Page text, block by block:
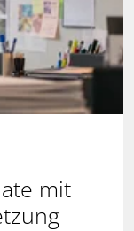
mit